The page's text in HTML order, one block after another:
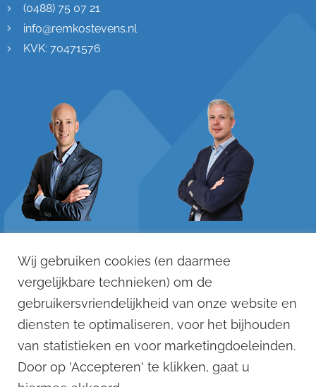
(0488) 75 07 21
info@remkostevens.nl
KVK: 70471576
06 - 125 033 88
remko@remkostevens.nl
06 - 121 123 12
dennis@remkostevens.nl
Wij gebruiken cookies (en daarmee
vergelijkbare technieken) om de
gebruikersvriendelijkheid van onze website en
diensten te optimaliseren, voor het bijhouden
van statistieken en voor marketingdoeleinden.
Door op 'Accepteren' te klikken, gaat u